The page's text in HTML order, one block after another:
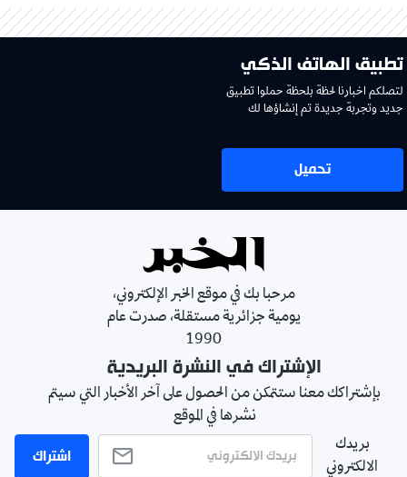
تطبيق الهاتف الذكي
لتصلكم اخبارنا لحظة بلحظة حملوا تطبيق
جديد وتجربة جديدة تم إنشاؤها لك
تحميل
مرحبا بك في موقع الخبر الإلكتروني،
يومية جزائرية مستقلة، صدرت عام
1990
الإشتراك في النشرة البريدية
بإشتراكك معنا ستتمكن من الحصول على آخر الأخبار التي سيتم
نشرها في الموقع
بريدك
الالكتروني
اشتراك